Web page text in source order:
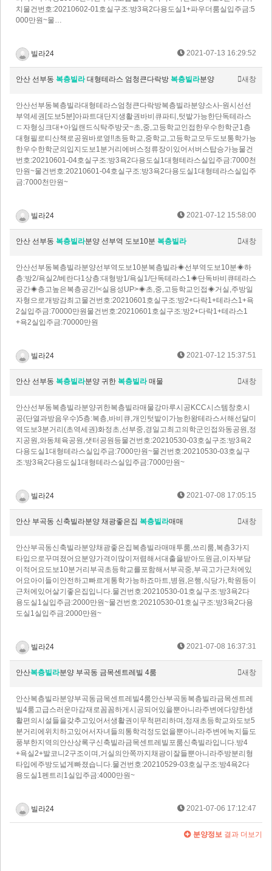
치물건번호:20210602-01호실구조:방3욕2다용도실1+파우더룸실입주금:5
000만원~물…
빌라24 2021-07-13 16:29:52
안산 선부동 복층빌라대형테라스 엄청큰다락방 복층빌라분양 새창
안산선부동복층빌라대형테라스엄청큰다락방복층빌라분양소사-원시선선
부역세권[도보5분]아파트대단지생활권바비큐파티,텃밭가능한단독테라스
ㄷ자형싱크대+아일랜드식탁주방굿~초,중,고등학교인접한우수한학군1층
대형필로티산책로공원바로옆!!초등학교,중학교,고등학교모두도보통학가능
한우수한학군의입지도보1분거리에버스정류장이있어서버스탑승가능물건
번호:20210601-04호실구조:방3욕2다용도실1대형테라스실입주금:7000천
만원~물건번호:20210601-04호실구조:방3욕2다용도실1대형테라스실입주
금:7000천만원~
빌라24 2021-07-12 15:58:00
안산 선부동 복층빌라분양 선부역 도보10분 복층빌라 새창
안산선부동복층빌라분양선부역도보10분복층빌라◈선부역도보10분◈하
층:방2/욕실2/베란다1상층:대형방1/욕실1/단독테라스1◈단독바비큐테라스
공간◈층고높은복층공간!<실용성UP>◈초,중,고등학교인접◈거실,주방일
자형으로개방감최고물건번호:20210601호실구조:방2+다락1+테라스1+욕
2실입주금:70000만원물건번호:20210601호실구조:방2+다락1+테라스1
+욕2실입주금:70000만원
빌라24 2021-07-12 15:37:51
안산 선부동 복층빌라분양 귀한 복층빌라매물 새창
안산선부동복층빌라분양귀한복층빌라매물강마루시공KCC시스템창호시
공(단열과방음우수)5층:복층,바비큐,개인텃밭이가능한왕테라스서해선달미
역도보3분거리(초역세권)화정초,선부중,경일고최고의학군인접와동공원,정
지공원,와동체육공원,샛터공원등물건번호:20210530-03호실구조:방3욕2
다용도실1대형테라스실입주금:7000만원~물건번호:20210530-03호실구
조:방3욕2다용도실1대형테라스실입주금:7000만원~
빌라24 2021-07-08 17:05:15
안산 부곡동 신축빌라분양 채광좋은집 복층빌라매매 새창
안산부곡동신축빌라분양채광좋은집복층빌라매매투룸,쓰리룸,복층3가지
타입으로꾸며졌어요분양가격이많이저렴해서대출을받아도원금,이자부담
이적어요도보10분거리부곡초등학교를포함해서부곡중,부곡고가근처에있
어요아이들이안전하고빠르게통학가능하죠마트,병원,은행,식당가,학원등이
근처에있어살기좋은집입니다.물건번호:20210530-01호실구조:방3욕2다
용도실1실입주금:2000만원~물건번호:20210530-01호실구조:방3욕2다용
도실1실입주금:2000만원~
빌라24 2021-07-08 16:37:31
안산복층빌라분양 부곡동 금목센트레빌 4룸 새창
안산복층빌라분양부곡동금목센트레빌4룸안산부곡동복층빌라금목센트레
빌4룸고급스러운마감재로꼼꼼하게시공되어있을뿐아니라주변에다양한생
활편의시설들을갖추고있어서생활권이무척편리하며,정재초등학교와도보5
분거리에위치하고있어서자녀들의통학걱정도없을뿐아니라주변에녹지들도
풍부한지역의​안산상록구신축빌라금목센트레빌포룸신축빌라입니다.방4
+욕실2+발코니2구조이며,거실의안쪽까지채광이잘들뿐아니라주방분리형
타입에주방도넓게빠졌습니다.물건번호:20210529-03호실구조:방4욕2다
용도실1펜트리1실입주금:4000만원~
빌라24 2021-07-06 17:12:47
분양정보 결과 더보기